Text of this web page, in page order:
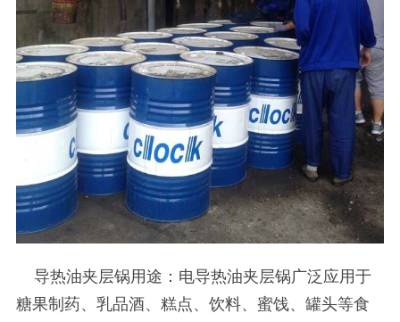
导热油夹层锅用途：电导热油夹层锅广泛应用于
糖果制药、乳品酒、糕点、饮料、蜜饯、罐头等食